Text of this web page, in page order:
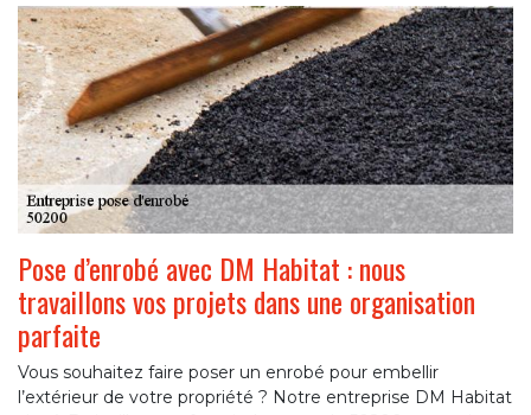
Pose d’enrobé avec DM Habitat : nous
travaillons vos projets dans une organisation
parfaite
Vous souhaitez faire poser un enrobé pour embellir
l’extérieur de votre propriété ? Notre entreprise DM Habitat